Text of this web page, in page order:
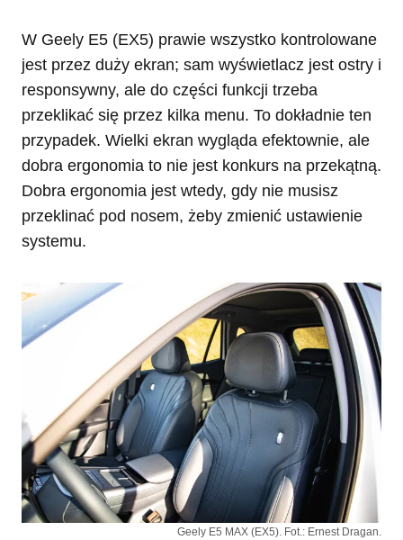
W Geely E5 (EX5) prawie wszystko kontrolowane
jest przez duży ekran; sam wyświetlacz jest ostry i
responsywny, ale do części funkcji trzeba
przeklikać się przez kilka menu. To dokładnie ten
przypadek. Wielki ekran wygląda efektownie, ale
dobra ergonomia to nie jest konkurs na przekątną.
Dobra ergonomia jest wtedy, gdy nie musisz
przeklinać pod nosem, żeby zmienić ustawienie
systemu.
Geely E5 MAX (EX5). Fot.: Ernest Dragan.